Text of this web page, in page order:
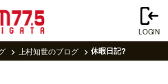
LOGIN
上村知世のブログ 休暇日記?